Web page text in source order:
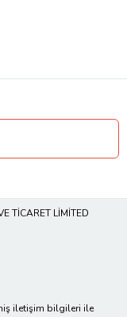
TİCARET LİMİTED
iletişim bilgileri ile